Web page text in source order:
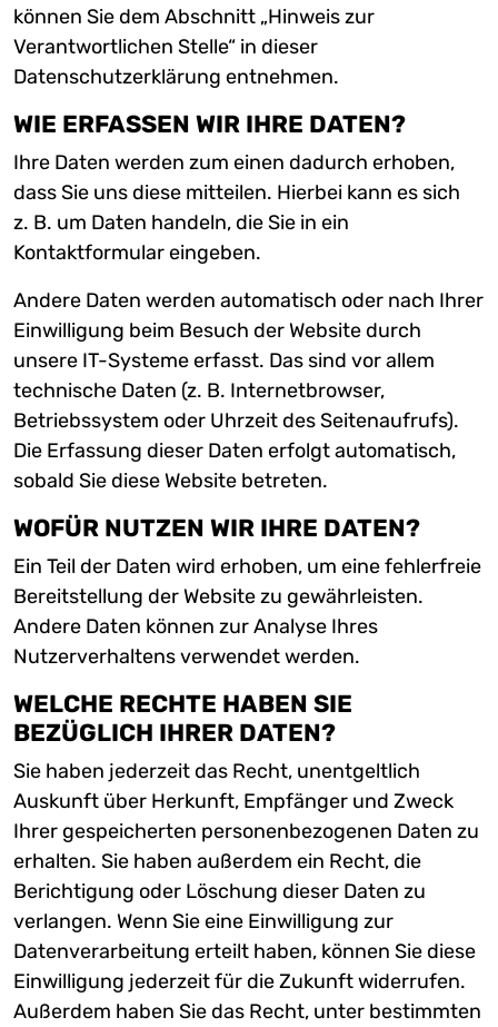
können Sie dem Abschnitt „Hinweis zur
Verantwortlichen Stelle“ in dieser
Datenschutzerklärung entnehmen.
WIE ERFASSEN WIR IHRE DATEN?
Ihre Daten werden zum einen dadurch erhoben,
dass Sie uns diese mitteilen. Hierbei kann es sich
z. B. um Daten handeln, die Sie in ein
Kontaktformular eingeben.
Andere Daten werden automatisch oder nach Ihrer
Einwilligung beim Besuch der Website durch
unsere IT-Systeme erfasst. Das sind vor allem
technische Daten (z. B. Internetbrowser,
Betriebssystem oder Uhrzeit des Seitenaufrufs).
Die Erfassung dieser Daten erfolgt automatisch,
sobald Sie diese Website betreten.
WOFÜR NUTZEN WIR IHRE DATEN?
Ein Teil der Daten wird erhoben, um eine fehlerfreie
Bereitstellung der Website zu gewährleisten.
Andere Daten können zur Analyse Ihres
Nutzerverhaltens verwendet werden.
WELCHE RECHTE HABEN SIE
BEZÜGLICH IHRER DATEN?
Sie haben jederzeit das Recht, unentgeltlich
Auskunft über Herkunft, Empfänger und Zweck
Ihrer gespeicherten personenbezogenen Daten zu
erhalten. Sie haben außerdem ein Recht, die
Berichtigung oder Löschung dieser Daten zu
verlangen. Wenn Sie eine Einwilligung zur
Datenverarbeitung erteilt haben, können Sie diese
Einwilligung jederzeit für die Zukunft widerrufen.
Außerdem haben Sie das Recht, unter bestimmten